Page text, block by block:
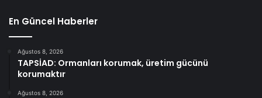
En Güncel Haberler
Ağustos 8, 2026
TAPSİAD: Ormanları korumak, üretim gücünü
korumaktır
Ağustos 8, 2026